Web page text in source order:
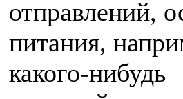
отправлений,
питания,
какого-нибудь